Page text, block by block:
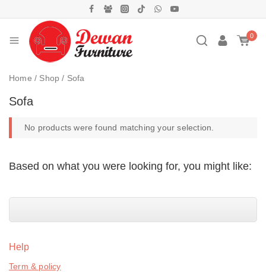
0
Home / Shop / Sofa
Sofa
No products were found matching your selection.
Based on what you were looking for, you might like:
Help
Term & policy